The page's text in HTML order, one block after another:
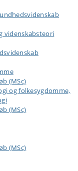
videnskabsteori
(MSc)
og folkesygdomme,
(MSc)
(MSc)